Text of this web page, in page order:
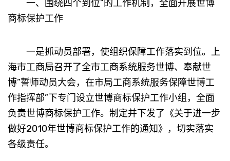
一、围绕四个到位”的工作机制，全面开展世博
商标保护工作
一是抓动员部署，使组织保障工作落实到位。上
海市工商局召开了全市工商系统服务世博、奉献世
博”誓师动员大会，在市局工商系统服务保障世博工
作指挥部”下专门设立世博商标保护工作小组，全面
负责世博商标保护工作。制定并下发了《关于进一步
做好2010年世博商标保护工作的通知》，切实落实
各级责任。